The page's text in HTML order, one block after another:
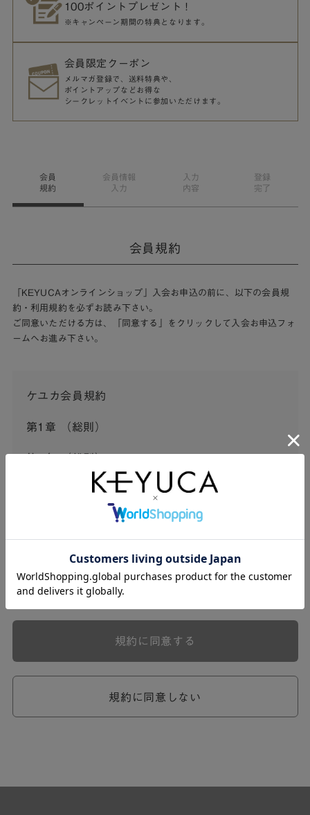
100ポイントプレゼント！
※キャンペーン期間の特典となります。
会員限定クーポン
メルマガ登録で、送料特典や、
ポイントアップなどお得な
シークレットイベントに参加いただけます。
会員
規約
会員情報
入力
入力
内容
登録
完了
会員規約
「KEYUCAオンラインショップ」入会お申込の前に、以下の会員規
約・利用規約を必ずお読み下さい。
ご同意いただける方は、「同意する」をクリックして入会お申込フォ
ームへお進み下さい。
ケユカ会員規約
第1章 （総則）
この会員規約（以下「本規約」といいます。）は、河淳株
式会社ケユカ事業部（以下「弊社」といいます。）が提供
する一連のサービスに関し、弊社が次条の定めに従い入会
本規約は、会員と弊社との間のサービスの利用に関わる一
切の関係に適用されるものとします。
弊社が一連のサービスを提供するにあたり、本規約のほ
ら個別規定はその名称のいかんに関わらず、本規約の一部
めが優先されるものとします。
規約に同意しない
規約に同意する